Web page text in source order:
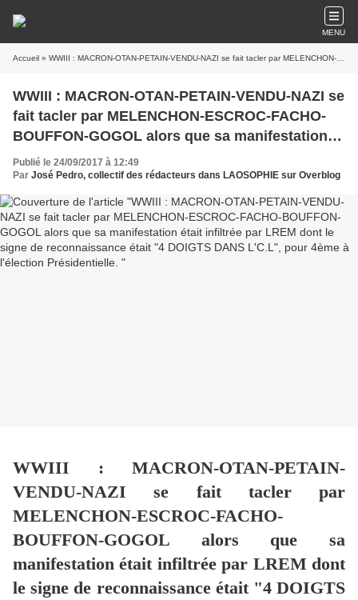
MENU
Accueil » WWIII : MACRON-OTAN-PETAIN-VENDU-NAZI se fait tacler par MELENCHON-ESCROC-FACHO-BOUFFON-GOGOL alors que sa manifestation était infiltrée par LREM dont le signe de reconnaissance était "4 DOIGTS DANS L'C.L", pour 4ème à l'élection Présidentielle.
WWIII : MACRON-OTAN-PETAIN-VENDU-NAZI se
fait tacler par MELENCHON-ESCROC-FACHO-
BOUFFON-GOGOL alors que sa manifestation
était infiltrée par LREM dont le signe de
reconnaissance était "4 DOIGTS DANS L'C.L",
pour 4ème à l'élection Présidentielle.
Publié le 24/09/2017 à 12:49
Par José Pedro, collectif des rédacteurs dans LAOSOPHIE sur Overblog
WWIII : MACRON-OTAN-PETAIN-
VENDU-NAZI se fait tacler par
MELENCHON-ESCROC-FACHO-
BOUFFON-GOGOL alors que sa
manifestation était infiltrée par LREM dont
le signe de reconnaissance était "4 DOIGTS